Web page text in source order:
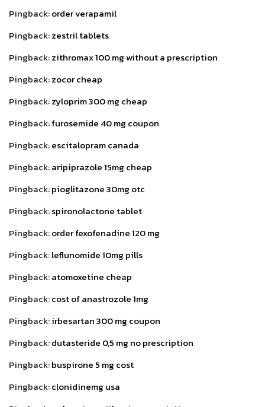
Pingback:order verapamil
Pingback:zestril tablets
Pingback:zithromax 100 mg without a prescription
Pingback:zocor cheap
Pingback:zyloprim 300 mg cheap
Pingback:furosemide 40 mg coupon
Pingback:escitalopram canada
Pingback:aripiprazole 15mg cheap
Pingback:pioglitazone 30mg otc
Pingback:spironolactone tablet
Pingback:order fexofenadine 120 mg
Pingback:leflunomide 10mg pills
Pingback:atomoxetine cheap
Pingback:cost of anastrozole 1mg
Pingback:irbesartan 300 mg coupon
Pingback:dutasteride 0,5 mg no prescription
Pingback:buspirone 5 mg cost
Pingback:clonidinemg usa